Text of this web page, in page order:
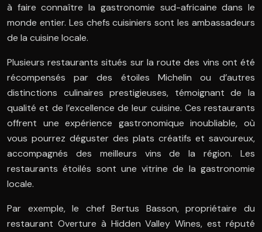
à faire connaître la gastronomie sud-africaine dans le
monde entier. Les chefs cuisiniers sont les ambassadeurs
de la cuisine locale.
Plusieurs restaurants situés sur la route des vins ont été
récompensés par des étoiles Michelin ou d’autres
distinctions culinaires prestigieuses, témoignant de la
qualité et de l’excellence de leur cuisine. Ces restaurants
offrent une expérience gastronomique inoubliable, où
vous pourrez déguster des plats créatifs et savoureux,
accompagnés des meilleurs vins de la région. Les
restaurants étoilés sont une vitrine de la gastronomie
locale.
Par exemple, le chef Bertus Basson, propriétaire du
restaurant Overture à Hidden Valley Wines, est réputé